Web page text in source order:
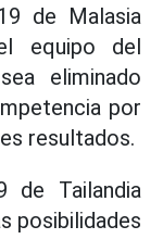
de Malasia
equipo del
eliminado
por
resultados.
de Tailandia
posibilidades